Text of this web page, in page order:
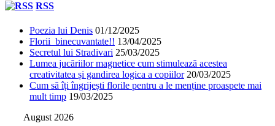
RSS
Poezia lui Denis 01/12/2025
Florii binecuvantate!! 13/04/2025
Secretul lui Stradivari 25/03/2025
Lumea jucăriilor magnetice cum stimulează acestea
creativitatea și gandirea logica a copiilor 20/03/2025
Cum să îți îngrijești florile pentru a le menține proaspete mai
mult timp 19/03/2025
August 2026